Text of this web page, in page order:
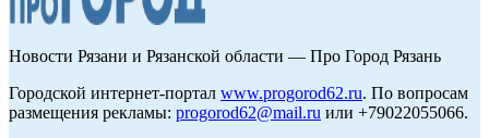
Новости Рязани и Рязанской области — Про Город Рязань
Городской интернет-портал www.progorod62.ru. По вопросам
размещения рекламы: progorod62@mail.ru или +79022055066.